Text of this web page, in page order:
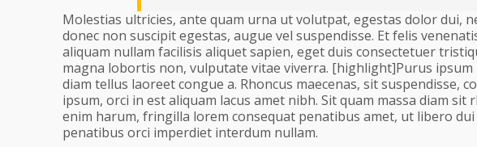
Molestias ultricies, ante quam urna ut volutpat, egestas dolor dui,
donec non suscipit egestas, augue vel suspendisse. Et felis
aliquam nullam facilisis aliquet sapien, eget duis consectetuer
magna lobortis non, vulputate vitae viverra. [highlight]Purus
diam tellus laoreet congue a. Rhoncus maecenas, sit suspendisse,
ipsum, orci in est aliquam lacus amet nibh. Sit quam massa diam
enim harum, fringilla lorem consequat penatibus amet, ut libero
penatibus orci imperdiet interdum nullam.